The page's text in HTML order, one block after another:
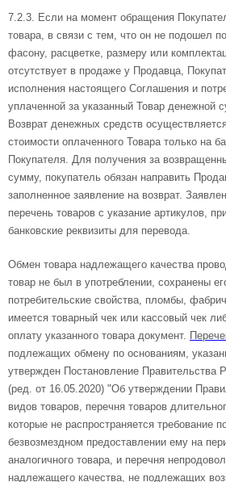
7.2.3. Если на момент обращения
товара, в связи с тем, что он не подошел
фасону, расцветке, размеру или
отсутствует в продаже у Продавца,
исполнения настоящего Соглашения и
уплаченной за указанный Товар денежной
Возврат денежных средств
стоимости оплаченного Товара только на
Покупателя. Для получения за
сумму, покупатель обязан направить
заполненное заявление на возврат.
перечень товаров с указание артикулов,
банковские реквизиты для перевода.
Обмен товара надлежащего качества
товар не был в употреблении, сохранены
потребительские свойства, пломбы,
имеется товарный чек или кассовый чек
оплату указанного товара документ.
подлежащих обмену по основаниям,
утвержден Постановление Правительства
(ред. от 16.05.2020) "Об утверждении
видов товаров, перечня товаров
которые не распространяется требование
безвозмездном предоставлении ему на
аналогичного товара, и перечня
надлежащего качества, не подлежащих